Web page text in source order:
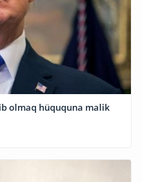
olmaq hüququna malik